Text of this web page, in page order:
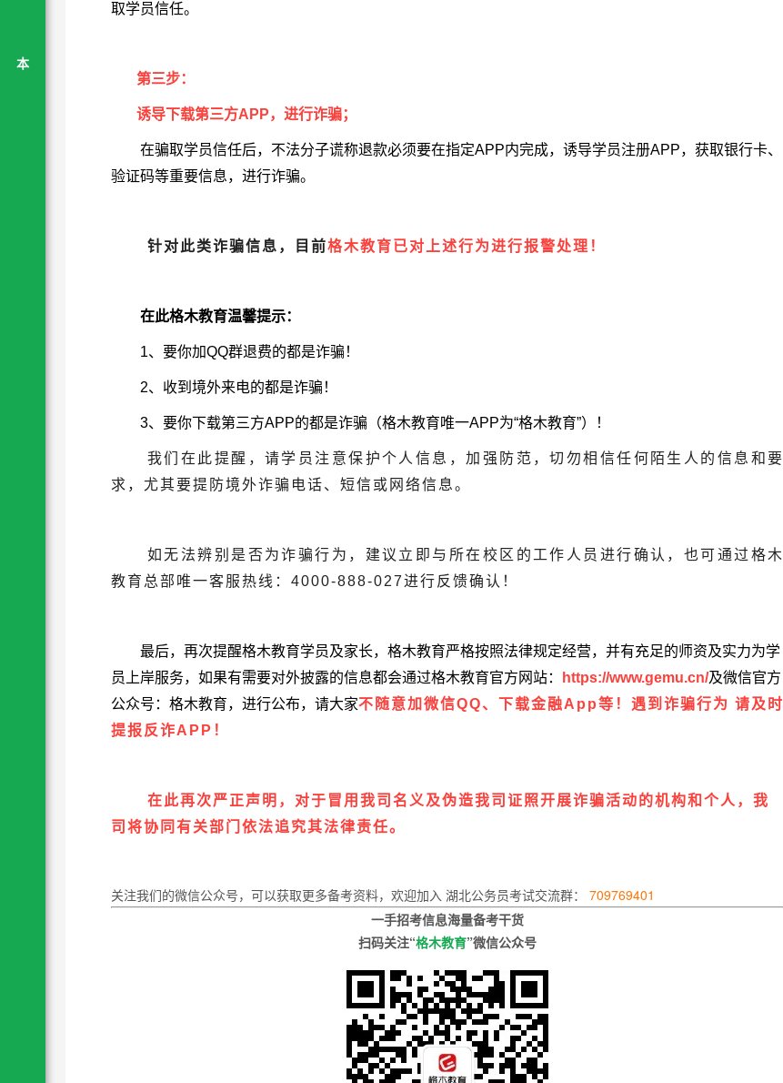
本
取学员信任。
第三步：
诱导下载第三方APP，进行诈骗；
在骗取学员信任后，不法分子谎称退款必须要在指定APP内完成，诱导学员注册APP，获取银行卡、
验证码等重要信息，进行诈骗。
针对此类诈骗信息，目前格木教育已对上述行为进行报警处理！
在此格木教育温馨提示：
1、要你加QQ群退费的都是诈骗！
2、收到境外来电的都是诈骗！
3、要你下载第三方APP的都是诈骗（格木教育唯一APP为“格木教育”）！
我们在此提醒，请学员注意保护个人信息，加强防范，切勿相信任何陌生人的信息和要
求，尤其要提防境外诈骗电话、短信或网络信息。
如无法辨别是否为诈骗行为，建议立即与所在校区的工作人员进行确认，也可通过格木
教育总部唯一客服热线：4000-888-027进行反馈确认！
最后，再次提醒格木教育学员及家长，格木教育严格按照法律规定经营，并有充足的师资及实力为学
员上岸服务，如果有需要对外披露的信息都会通过格木教育官方网站：
https://www.gemu.cn/及微信官方
公众号：格木教育，进行公布，请大家不随意加微信QQ、下载金融App等！遇到诈骗行为 请及时
提报反诈APP ！
在此再次严正声明，对于冒用我司名义及伪造我司证照开展诈骗活动的机构和个人，我
司将协同有关部门依法追究其法律责任。
关注我们的微信公众号，可以获取更多备考资料，欢迎加入 湖北公务员考试交流群： 709769401
一手招考信息海量备考干货
扫码关注“格木教育”微信公众号